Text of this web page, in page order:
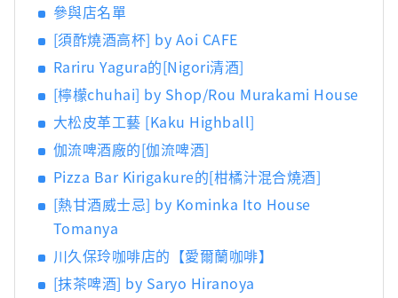
參與店名單
[須酢燒酒高杯] by Aoi CAFE
Rariru Yagura的[Nigori清酒]
[檸檬chuhai] by Shop/Rou Murakami House
大松皮革工藝 [Kaku Highball]
伽流啤酒廠的[伽流啤酒]
Pizza Bar Kirigakure的[柑橘汁混合燒酒]
[熱甘酒威士忌] by Kominka Ito House
Tomanya
川久保玲咖啡店的【愛爾蘭咖啡】
[抹茶啤酒] by Saryo Hiranoya